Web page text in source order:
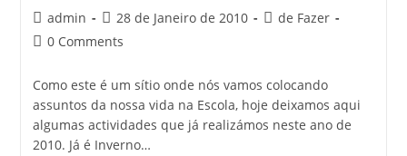
Post
author:
admin
Post
published:
28 de Janeiro de 2010
Postde Fazer
Post0 Comments
Como este é um sítio onde nós vamos colocando
assuntos da nossa vida na Escola, hoje deixamos aqui
algumas actividades que já realizámos neste ano de
2010. Já é Inverno…